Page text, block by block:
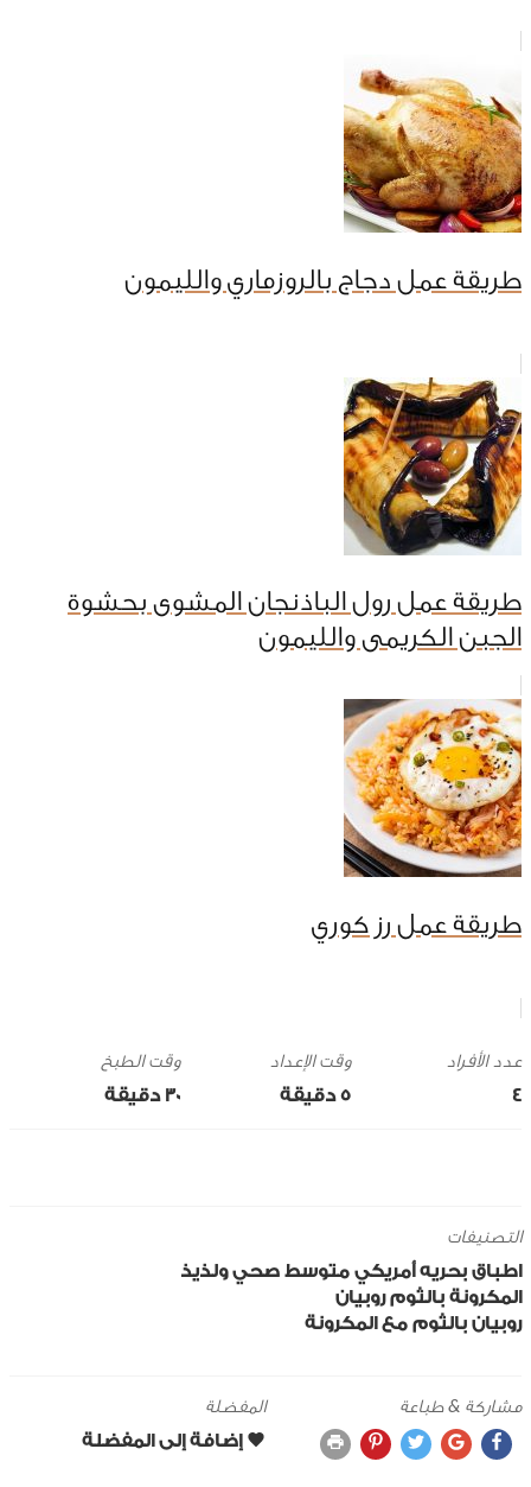
طريقة عمل دجاج بالروزماري والليمون
طريقة عمل رول الباذنجان المشوى بحشوة
الجبن الكريمى والليمون
طريقة عمل رز كوري
4
وقت الإعداد
5 ‎دقيقة
وقت الطبخ
30 ‎دقيقة
التصنيفات
اطباق بحريه أمريكي متوسط صحي ولذيذ
المكرونة بالثوم روبيان
روبيان بالثوم مع المكرونة
مشاركة & طباعة المفضلة